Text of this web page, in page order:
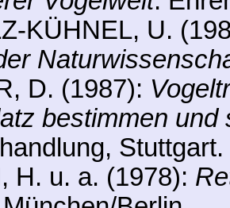
KÜHNEL, U.
D. (1987):
bestimmen und
Stuttgart.
H. u. a. (1978):